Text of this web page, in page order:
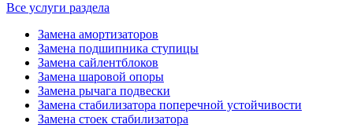
Все услуги раздела
Замена амортизаторов
Замена подшипника ступицы
Замена сайлентблоков
Замена шаровой опоры
Замена рычага подвески
Замена стабилизатора поперечной устойчивости
Замена стоек стабилизатора